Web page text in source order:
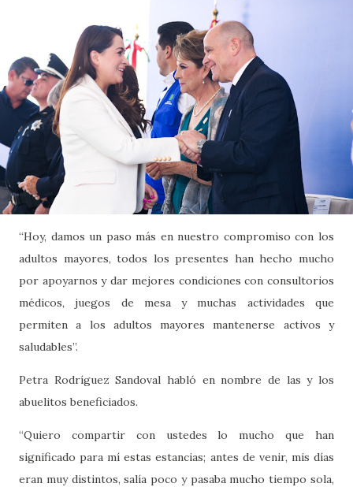
“Hoy, damos un paso más en nuestro compromiso con los
adultos mayores, todos los presentes han hecho mucho
por apoyarnos y dar mejores condiciones con consultorios
médicos, juegos de mesa y muchas actividades que
permiten a los adultos mayores mantenerse activos y
saludables”.
Petra Rodríguez Sandoval habló en nombre de las y los
abuelitos beneficiados.
“Quiero compartir con ustedes lo mucho que han
significado para mí estas estancias; antes de venir, mis días
eran muy distintos, salía poco y pasaba mucho tiempo sola,